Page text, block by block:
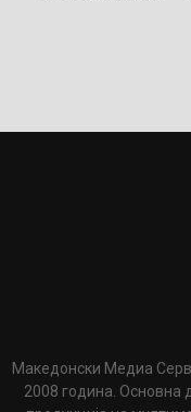
Македонски Медиа
2008 година. Основна